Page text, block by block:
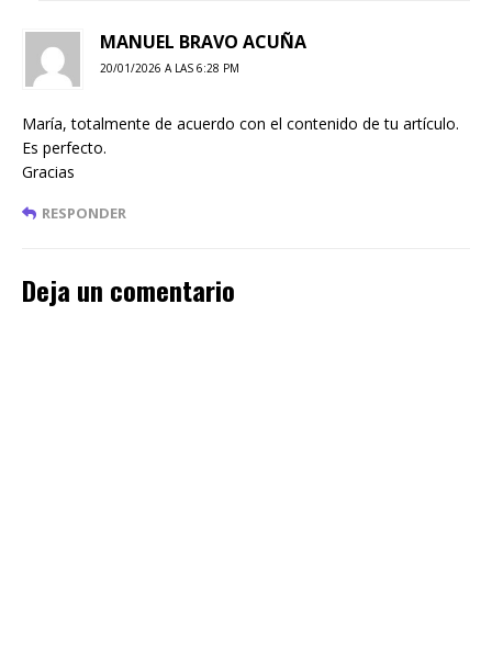
MANUEL BRAVO ACUÑA
20/01/2026 A LAS 6:28 PM
María, totalmente de acuerdo con el contenido de tu artículo.
Es perfecto.
Gracias
RESPONDER
Deja un comentario